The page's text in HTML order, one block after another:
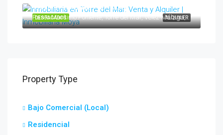
ALQUILER
DESTACADOS
950 €/mes T.invierno + luz+fianza
Paseo Marítimo Poniente, Torre del Mar, Vélez-Málaga, La Axarquía, Málaga, Andalucía, 29740, España
Property Type
Bajo Comercial (Local)
Residencial